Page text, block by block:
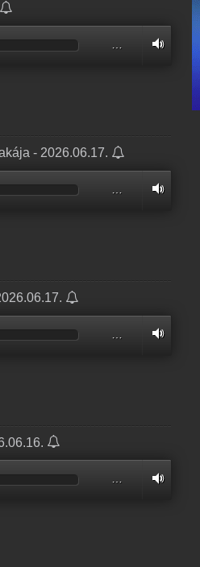
- 2026.06.17.
…